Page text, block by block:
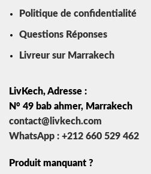
Politique de confidentialité
Questions Réponses
Livreur sur Marrakech
LivKech, Adresse :
N° 49 bab ahmer, Marrakech
contact@livkech.com
WhatsApp : +212 660 529 462
Produit manquant ?